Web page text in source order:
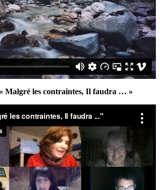
Malgré les contraintes, Il faudra … »